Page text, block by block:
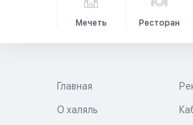
Мечеть Ресторан
Главная
О халяль